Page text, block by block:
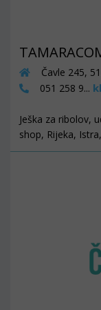
Čavle 245,
051 258 9...
Ješka za ribolov,
shop, Rijeka,